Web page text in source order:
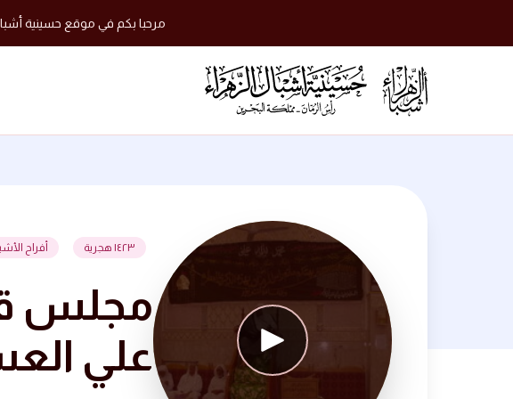
مرحبا بكم في موقع حسينية
١٤٢٣ هجرية أفراح
مجلس
علي